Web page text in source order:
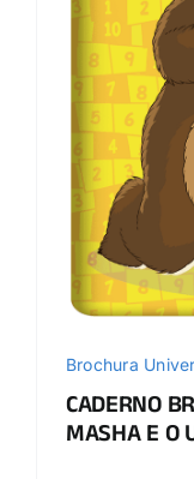
Brochura
CADERNO
MASHA E O